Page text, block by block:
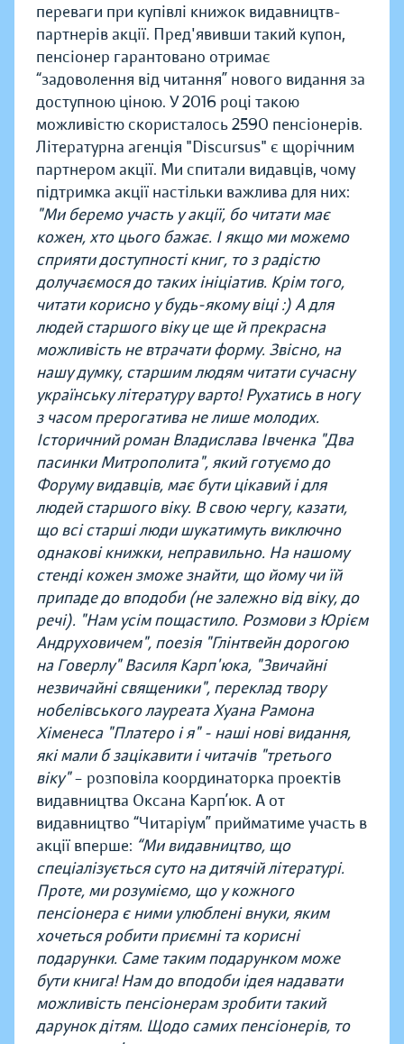
переваги при купівлі книжок видавництв-
партнерів акції. Пред'явивши такий купон,
пенсіонер гарантовано отримає
“задоволення від читання” нового видання за
доступною ціною. У 2016 році такою
можливістю скористалось 2590 пенсіонерів.
Літературна агенція "Discursus" є щорічним
партнером акції. Ми спитали видавців, чому
підтримка акції настільки важлива для них:
"Ми беремо участь у акції, бо читати має
кожен, хто цього бажає. І якщо ми можемо
сприяти доступності книг, то з радістю
долучаємося до таких ініціатив. Крім того,
читати корисно у будь-якому віці :) А для
людей старшого віку це ще й прекрасна
можливість не втрачати форму. Звісно, на
нашу думку, старшим людям читати сучасну
українську літературу варто! Рухатись в ногу
з часом прерогатива не лише молодих.
Історичний роман Владислава Івченка "Два
пасинки Митрополита", який готуємо до
Форуму видавців, має бути цікавий і для
людей старшого віку. В свою чергу, казати,
що всі старші люди шукатимуть виключно
однакові книжки, неправильно. На нашому
стенді кожен зможе знайти, що йому чи їй
припаде до вподоби (не залежно від віку, до
речі). "Нам усім пощастило. Розмови з Юрієм
Андруховичем", поезія "Глінтвейн дорогою
на Говерлу" Василя Карп'юка, "Звичайні
незвичайні священики", переклад твору
нобелівського лауреата Хуана Рамона
Хіменеса "Платеро і я" - наші нові видання,
які мали б зацікавити і читачів "третього
віку"– розповіла координаторка проектів
видавництва Оксана Карп’юк. А от
видавництво “Читаріум” прийматиме участь в
акції вперше: “Ми видавництво, що
спеціалізується суто на дитячій літературі.
Проте, ми розуміємо, що у кожного
пенсіонера є ними улюблені внуки, яким
хочеться робити приємні та корисні
подарунки. Саме таким подарунком може
бути книга! Нам до вподоби ідея надавати
можливість пенсіонерам зробити такий
дарунок дітям. Щодо самих пенсіонерів, то